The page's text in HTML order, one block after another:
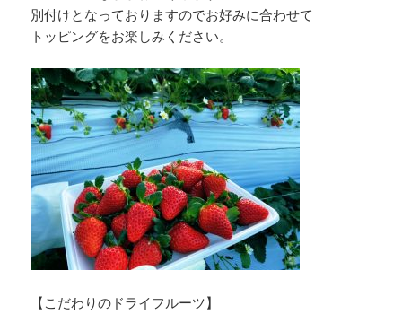
別付けとなっておりますのでお好みに合わせて
トッピングをお楽しみください。
【こだわりのドライフルーツ】